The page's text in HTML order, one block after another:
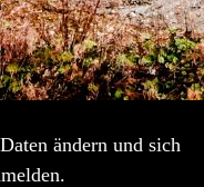
ändern und sich